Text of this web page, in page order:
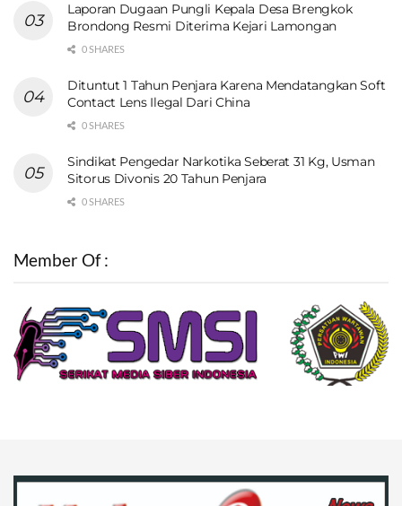
Laporan Dugaan Pungli Kepala Desa Brengkok
Brondong Resmi Diterima Kejari Lamongan
0 SHARES
Dituntut 1 Tahun Penjara Karena Mendatangkan Soft
Contact Lens Ilegal Dari China
0 SHARES
Sindikat Pengedar Narkotika Seberat 31 Kg, Usman
Sitorus Divonis 20 Tahun Penjara
0 SHARES
Member Of :